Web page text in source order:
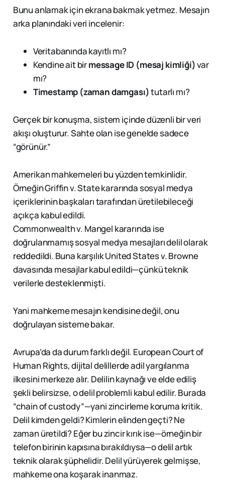
Bunu anlamak için ekrana bakmak yetmez. Mesajın
arka planındaki veri incelenir:
Veritabanında kayıtlı mı?
Kendine ait birmessage ID (mesaj kimliği)var
mı?
Timestamp (zaman damgası)tutarlı mı?
Gerçek bir konuşma, sistem içinde düzenli bir veri
akışı oluşturur. Sahte olan ise genelde sadece
“görünür.”
Amerikan mahkemeleri bu yüzden temkinlidir.
Örneğin Griffin v. State kararında sosyal medya
içeriklerinin başkaları tarafından üretilebileceği
açıkça kabul edildi.
Commonwealth v. Mangel kararında ise
doğrulanmamış sosyal medya mesajları delil olarak
reddedildi. Buna karşılık United States v. Browne
davasında mesajlar kabul edildi—çünkü teknik
verilerle desteklenmişti.
Yani mahkeme mesajın kendisine değil, onu
doğrulayan sisteme bakar.
Avrupa’da da durum farklı değil. European Court of
Human Rights, dijital delillerde adil yargılanma
ilkesini merkeze alır. Delilin kaynağı ve elde ediliş
şekli belirsizse, o delil problemli kabul edilir. Burada
“chain of custody”—yani zincirleme koruma kritik.
Delil kimden geldi? Kimlerin elinden geçti? Ne
zaman üretildi? Eğer bu zincir kırık ise—örneğin bir
telefon birinin kapısına bırakıldıysa—o delil artık
teknik olarak şüphelidir. Delil yürüyerek gelmişse,
mahkeme ona koşarak inanmaz.